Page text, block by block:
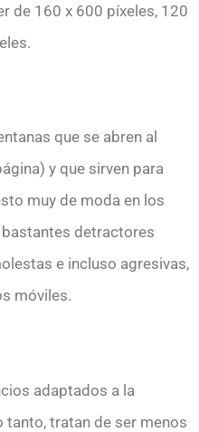
de 160 x 600 píxeles, 120
que se abren al
y que sirven para
muy de moda en los
detractores
e incluso agresivas,
móviles.
adaptados a la
tanto, tratan de ser menos